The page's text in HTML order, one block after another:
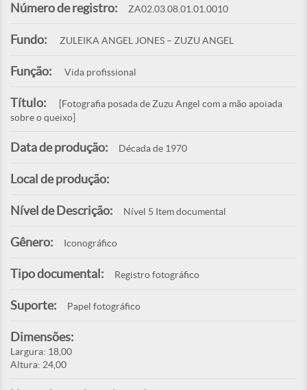
Número de registro: ZA02.03.08.01.01.0010
Fundo: ZULEIKA ANGEL JONES – ZUZU ANGEL
Função: Vida profissional
Título:
[Fotografia posada de Zuzu Angel com a mão apoiada
sobre o queixo]
Data de produção: Década de 1970
Local de produção:
Nível de Descrição: Nível 5 Item documental
Gênero: Iconográfico
Tipo documental: Registro fotográfico
Suporte: Papel fotográfico
Dimensões:
Largura: 18,00
Altura: 24,00